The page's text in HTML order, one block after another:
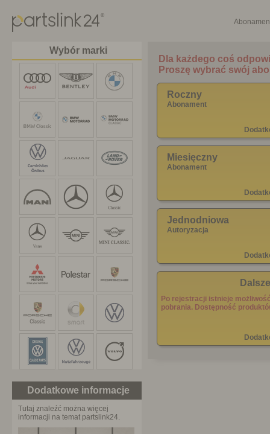
Wybór marki
Dodatkowe informacje
Tutaj znaleźć można więcej
informacji na temat partslink24.
Roczny
Abonament
Miesięczny
Abonament
Jednodniowa
Autoryzacja
Po rejestracji istnieje
pobrania. Dostępność